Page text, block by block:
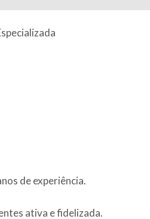
de experiência.
ativa e fidelizada.